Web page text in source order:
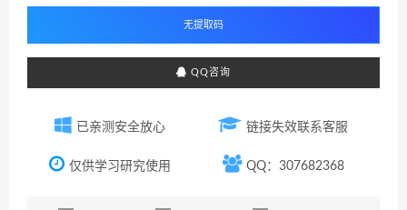
QQ咨询
已亲测安全放心
仅供学习研究使用
链接失效联系客服
QQ：307682368